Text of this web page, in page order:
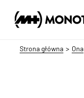
Strona główna Ona